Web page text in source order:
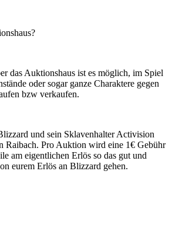
das Auktionshaus ist es möglich, im Spiel
oder sogar ganze Charaktere gegen
bzw verkaufen.
und sein Sklavenhalter Activision
Raibach. Pro Auktion wird eine 1€ Gebühr
am eigentlichen Erlös so das gut und
eurem Erlös an Blizzard gehen.